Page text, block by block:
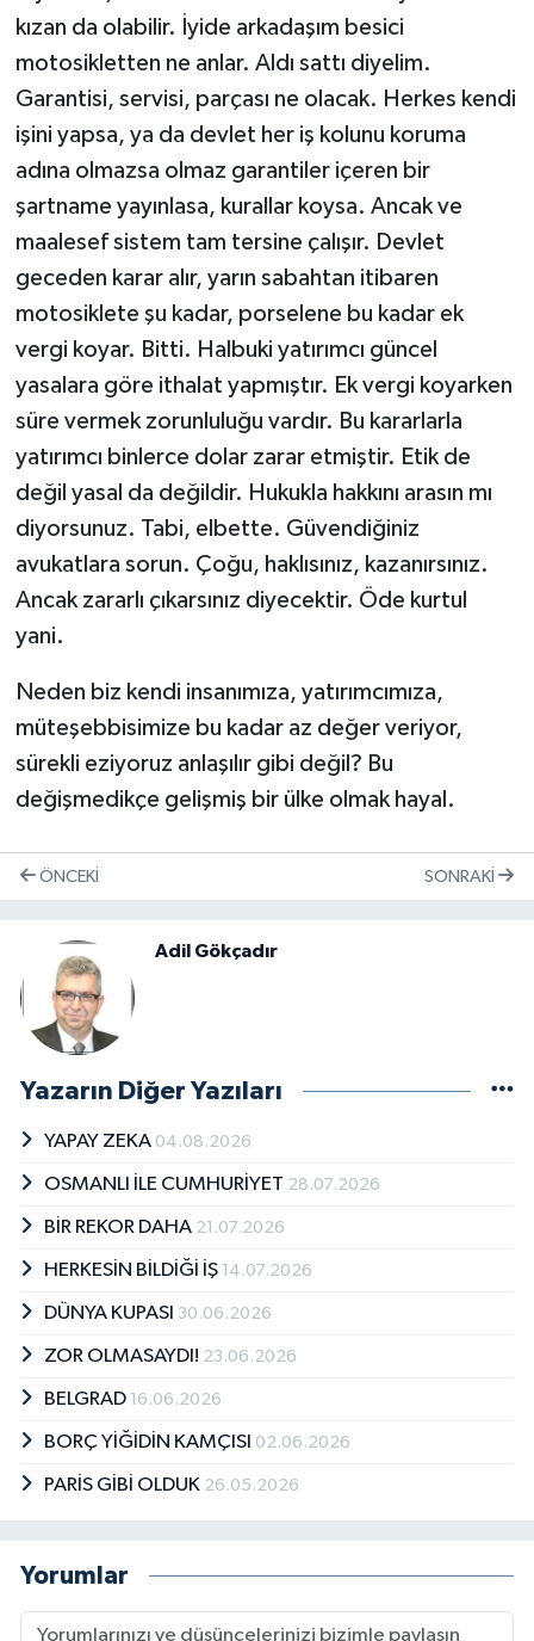
kızan da olabilir. İyide arkadaşım besici
motosikletten ne anlar. Aldı sattı diyelim.
Garantisi, servisi, parçası ne olacak. Herkes kendi
işini yapsa, ya da devlet her iş kolunu koruma
adına olmazsa olmaz garantiler içeren bir
şartname yayınlasa, kurallar koysa. Ancak ve
maalesef sistem tam tersine çalışır. Devlet
geceden karar alır, yarın sabahtan itibaren
motosiklete şu kadar, porselene bu kadar ek
vergi koyar. Bitti. Halbuki yatırımcı güncel
yasalara göre ithalat yapmıştır. Ek vergi koyarken
süre vermek zorunluluğu vardır. Bu kararlarla
yatırımcı binlerce dolar zarar etmiştir. Etik de
değil yasal da değildir. Hukukla hakkını arasın mı
diyorsunuz. Tabi, elbette. Güvendiğiniz
avukatlara sorun. Çoğu, haklısınız, kazanırsınız.
Ancak zararlı çıkarsınız diyecektir. Öde kurtul
yani.
Neden biz kendi insanımıza, yatırımcımıza,
müteşebbisimize bu kadar az değer veriyor,
sürekli eziyoruz anlaşılır gibi değil? Bu
değişmedikçe gelişmiş bir ülke olmak hayal.
ÖNCEKI SONRAKI
Adil Gökçadır
Yazarın Diğer Yazıları
YAPAY ZEKA 04.08.2026
OSMANLI İLE CUMHURİYET 28.07.2026
BİR REKOR DAHA 21.07.2026
HERKESİN BİLDİĞİ İŞ 14.07.2026
DÜNYA KUPASI 30.06.2026
ZOR OLMASAYDI! 23.06.2026
BELGRAD 16.06.2026
BORÇ YİĞİDİN KAMÇISI 02.06.2026
PARİS GİBİ OLDUK 26.05.2026
Yorumlar